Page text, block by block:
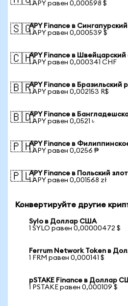
1 APY равен 0,000598 $
🇸🇬APY Finance в
1 APY равен 0,000539 $
🇨🇭APY Finance в
1 APY равен 0,000341 CHF
🇧🇷APY Finance в Бразильский
1 APY равен 0,002153 R$
🇧🇩APY Finance в
1 APY равен 0,0521 ৳
🇵🇭APY Finance в
1 APY равен 0,0256 ₱
🇵🇱APY Finance в Польский
1 APY равен 0,001568 zł
Конвертируйте другие
Sylo в Доллар США
1 SYLO равен 0,00000472 $
Ferrum Network Token в
1 FRM равен 0,000141 $
pSTAKE Finance в Доллар
1 PSTAKE равен 0,000109 $